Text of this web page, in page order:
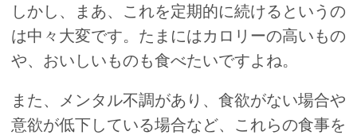
しかし、まあ、これを定期的に続けるというの
は中々大変です。たまにはカロリーの高いもの
や、おいしいものも食べたいですよね。
また、メンタル不調があり、食欲がない場合や
意欲が低下している場合など、これらの食事を